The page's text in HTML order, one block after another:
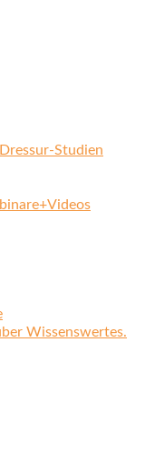
Studien
Wissenswertes.